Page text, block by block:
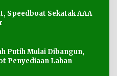
Speedboat Sekatak AAA
Putih Mulai Dibangun,
Penyediaan Lahan